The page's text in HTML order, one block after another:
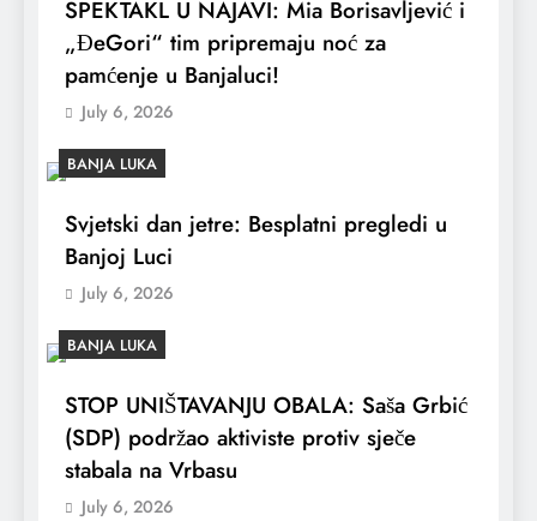
SPEKTAKL U NAJAVI: Mia Borisavljević i
„ĐeGori“ tim pripremaju noć za
pamćenje u Banjaluci!
July 6, 2026
BANJA LUKA
Svjetski dan jetre: Besplatni pregledi u
Banjoj Luci
July 6, 2026
BANJA LUKA
STOP UNIŠTAVANJU OBALA: Saša Grbić
(SDP) podržao aktiviste protiv sječe
stabala na Vrbasu
July 6, 2026